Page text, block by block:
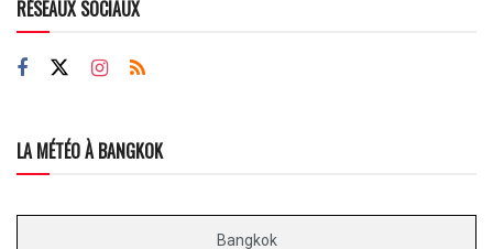
RÉSEAUX SOCIAUX
LA MÉTÉO À BANGKOK
Bangkok